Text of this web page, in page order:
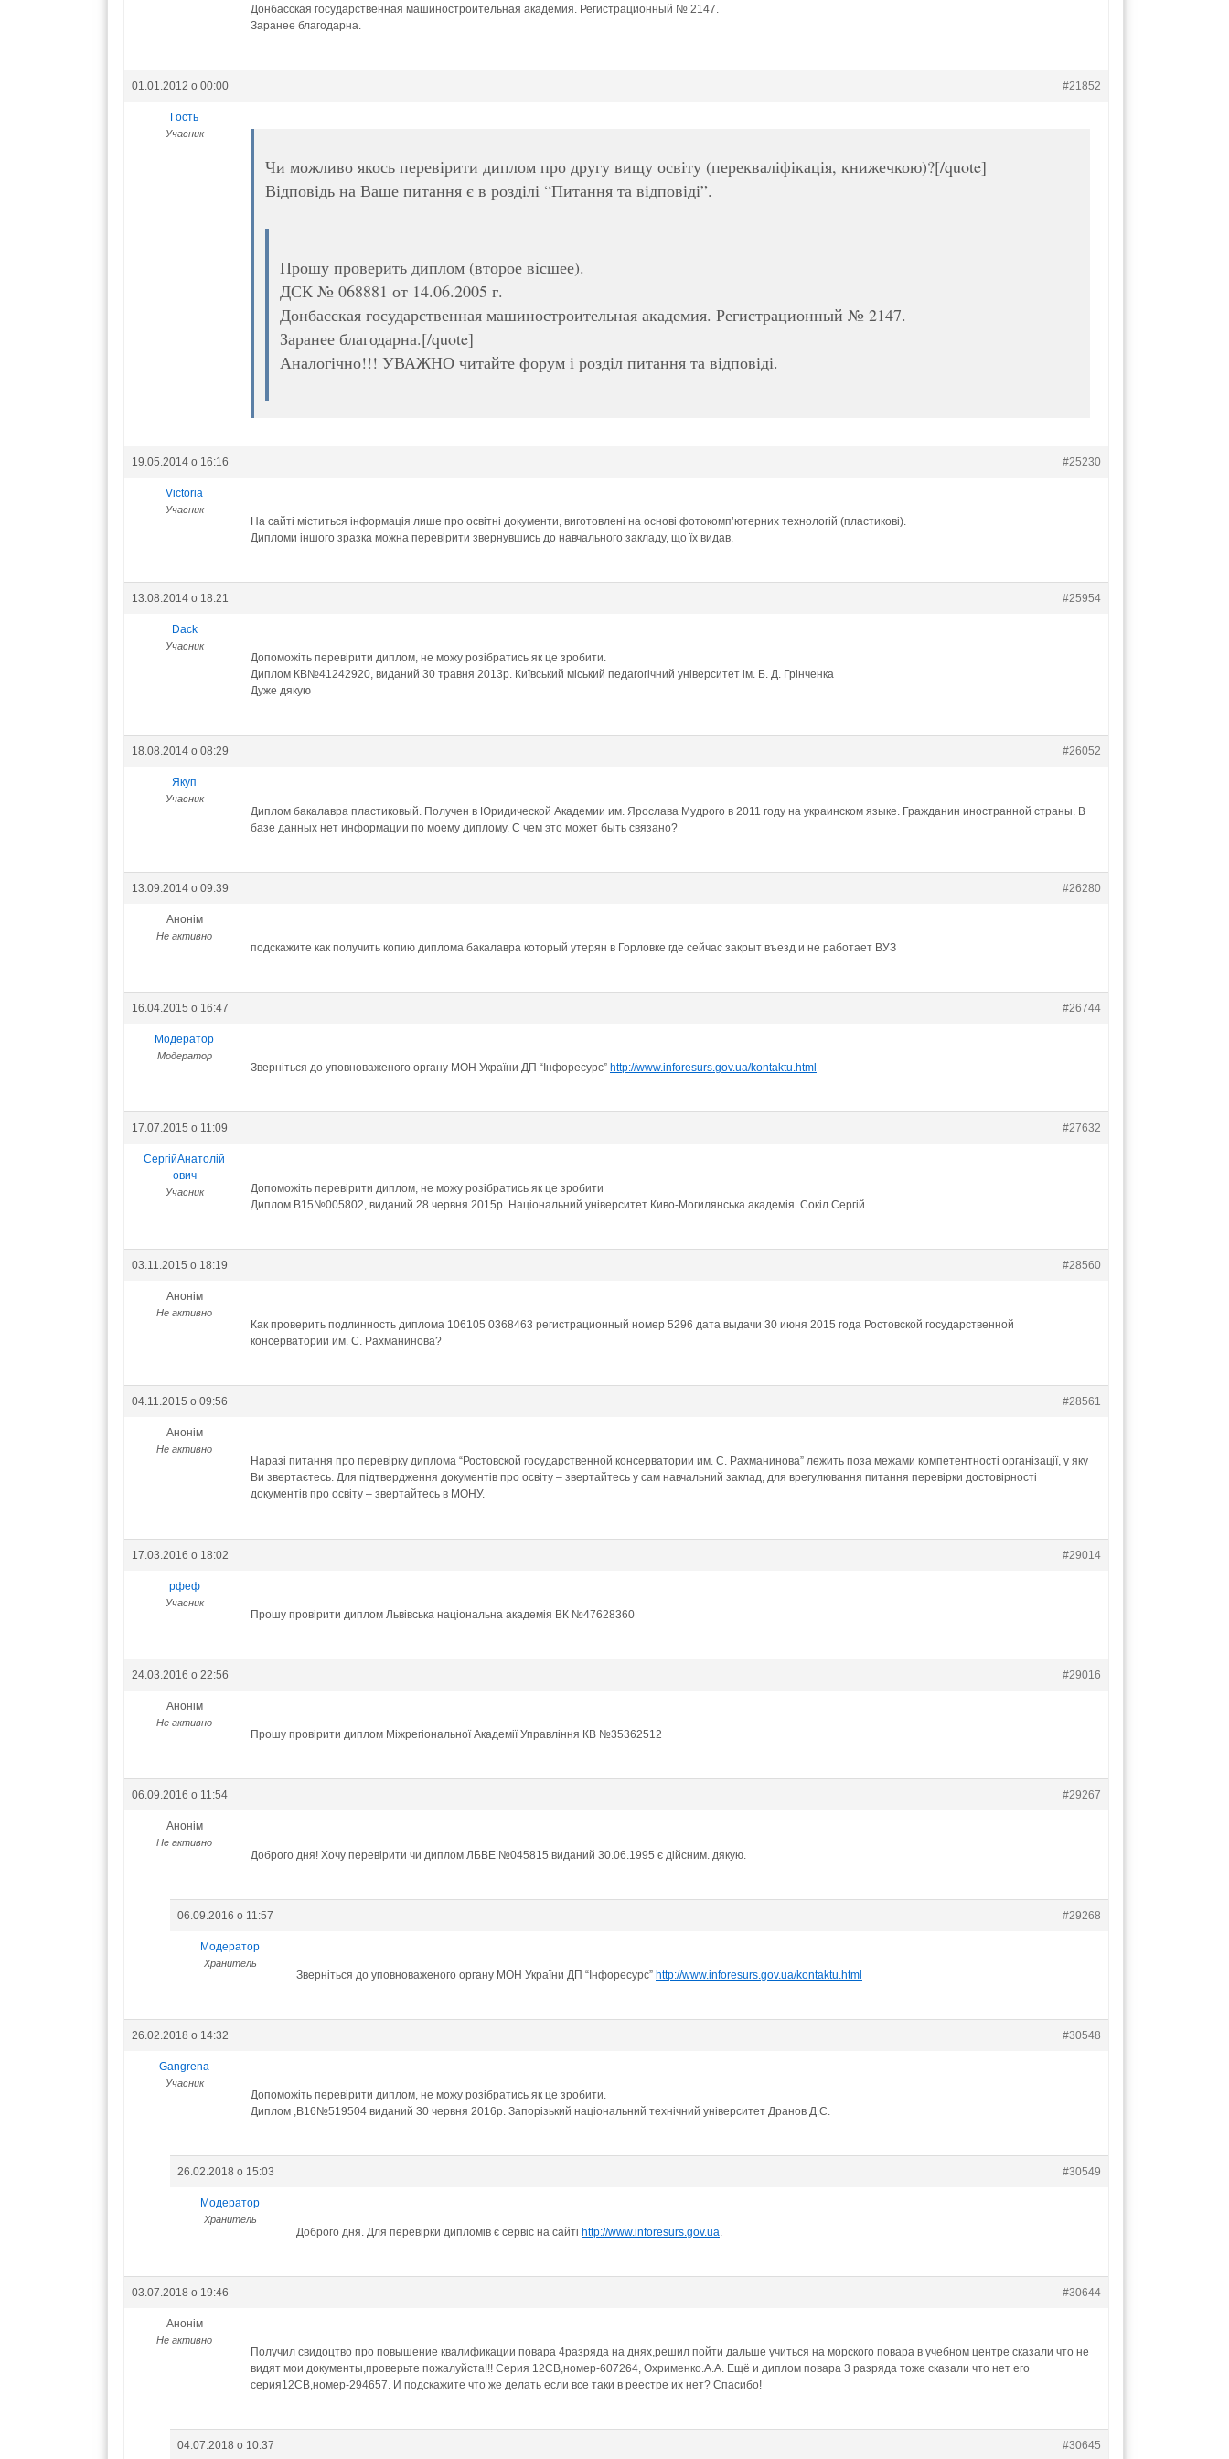
Донбасская государственная машиностроительная академия. Регистрационный № 2147.
Заранее благодарна.
01.01.2012 о 00:00 #21852
Гость
Учасник
Чи можливо якось перевірити диплом про другу вищу освіту (перекваліфікація, книжечкою)?[/quote]
Відповідь на Ваше питання є в розділі “Питання та відповіді”.
Прошу проверить диплом (второе вісшее).
ДСК № 068881 от 14.06.2005 г.
Донбасская государственная машиностроительная академия. Регистрационный № 2147.
Заранее благодарна.[/quote]
Аналогічно!!! УВАЖНО читайте форум і розділ питання та відповіді.
19.05.2014 о 16:16 #25230
Victoria
Учасник
На сайті міститься інформація лише про освітні документи, виготовлені на основі фотокомп’ютерних технологій (пластикові).
Дипломи іншого зразка можна перевірити звернувшись до навчального закладу, що їх видав.
13.08.2014 о 18:21 #25954
Dack
Учасник
Допоможіть перевірити диплом, не можу розібратись як це зробити.
Диплом КВ№41242920, виданий 30 травня 2013р. Київський міський педагогічний університет ім. Б. Д. Грінченка
Дуже дякую
18.08.2014 о 08:29 #26052
Якуп
Учасник
Диплом бакалавра пластиковый. Получен в Юридической Академии им. Ярослава Мудрого в 2011 году на украинском языке. Гражданин иностранной страны. В
базе данных нет информации по моему диплому. С чем это может быть связано?
13.09.2014 о 09:39 #26280
Анонім
Не активно
подскажите как получить копию диплома бакалавра который утерян в Горловке где сейчас закрыт въезд и не работает ВУЗ
16.04.2015 о 16:47 #26744
Модератор
Модератор
Зверніться до уповноваженого органу МОН України ДП “Інфоресурс” http://www.inforesurs.gov.ua/kontaktu.html
17.07.2015 о 11:09 #27632
СергійАнатолій
ович
Учасник
Допоможіть перевірити диплом, не можу розібратись як це зробити
Диплом B15№005802, виданий 28 червня 2015р. Національний університет Киво-Могилянська академія. Сокіл Сергій
03.11.2015 о 18:19 #28560
Анонім
Не активно
Как проверить подлинность диплома 106105 0368463 регистрационный номер 5296 дата выдачи 30 июня 2015 года Ростовской государственной
консерватории им. С. Рахманинова?
04.11.2015 о 09:56 #28561
Анонім
Не активно
Наразі питання про перевірку диплома “Ростовской государственной консерватории им. С. Рахманинова” лежить поза межами компетентності організації, у яку
Ви звертаєтесь. Для підтвердження документів про освіту – звертайтесь у сам навчальний заклад, для врегулювання питання перевірки достовірності
документів про освіту – звертайтесь в МОНУ.
17.03.2016 о 18:02 #29014
рфеф
Учасник
Прошу провірити диплом Львівська національна академія ВК №47628360
24.03.2016 о 22:56 #29016
Анонім
Не активно
Прошу провірити диплом Міжрегіональної Академії Управління КВ №35362512
06.09.2016 о 11:54 #29267
Анонім
Не активно
Доброго дня! Хочу перевірити чи диплом ЛБВЕ №045815 виданий 30.06.1995 є дійсним. дякую.
06.09.2016 о 11:57 #29268
Модератор
Хранитель
Зверніться до уповноваженого органу МОН України ДП “Інфоресурс” http://www.inforesurs.gov.ua/kontaktu.html
26.02.2018 о 14:32 #30548
Gangrena
Учасник
Допоможіть перевірити диплом, не можу розібратись як це зробити.
Диплом ,В16№519504 виданий 30 червня 2016р. Запорізький національний технічний університет Дранов Д.С.
26.02.2018 о 15:03 #30549
Модератор
Хранитель
Доброго дня. Для перевірки дипломів є сервіс на сайті http://www.inforesurs.gov.ua
03.07.2018 о 19:46 #30644
Анонім
Не активно
Получил свидоцтво про повышение квалификации повара 4разряда на днях,решил пойти дальше учиться на морского повара в учебном центре сказали что не
видят мои документы,проверьте пожалуйста!!! Серия 12СВ,номер-607264, Охрименко.А.А. Ещё и диплом повара 3 разряда тоже сказали что нет его
серия12СВ,номер-294657. И подскажите что же делать если все таки в реестре их нет? Спасибо!
04.07.2018 о 10:37 #30645